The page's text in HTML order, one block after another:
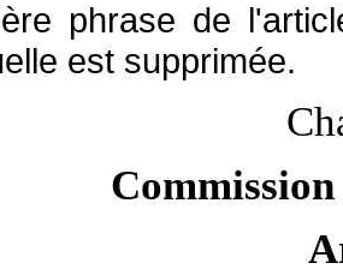
phrase de
est supprimée.